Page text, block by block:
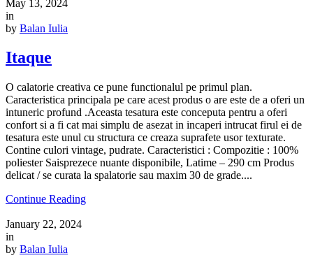
May 13, 2024
in
by Balan Iulia
Itaque
O calatorie creativa ce pune functionalul pe primul plan.
Caracteristica principala pe care acest produs o are este de a oferi un
intuneric profund .Aceasta tesatura este conceputa pentru a oferi
confort si a fi cat mai simplu de asezat in incaperi intrucat firul ei de
tesatura este unul cu structura ce creaza suprafete usor texturate.
Contine culori vintage, pudrate. Caracteristici : Compozitie : 100%
poliester Saisprezece nuante disponibile, Latime – 290 cm Produs
delicat / se curata la spalatorie sau maxim 30 de grade....
Continue Reading
January 22, 2024
in
by Balan Iulia